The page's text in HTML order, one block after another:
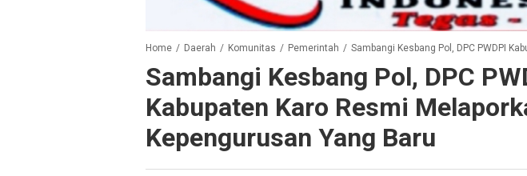
Home / Daerah / Komunitas / Pemerintah / Sambangi Kesbang Pol, DPC PWDPI Kabupaten Karo Resmi
Sambangi Kesbang Pol, DPC
Kabupaten Karo Resmi
Kepengurusan Yang Baru